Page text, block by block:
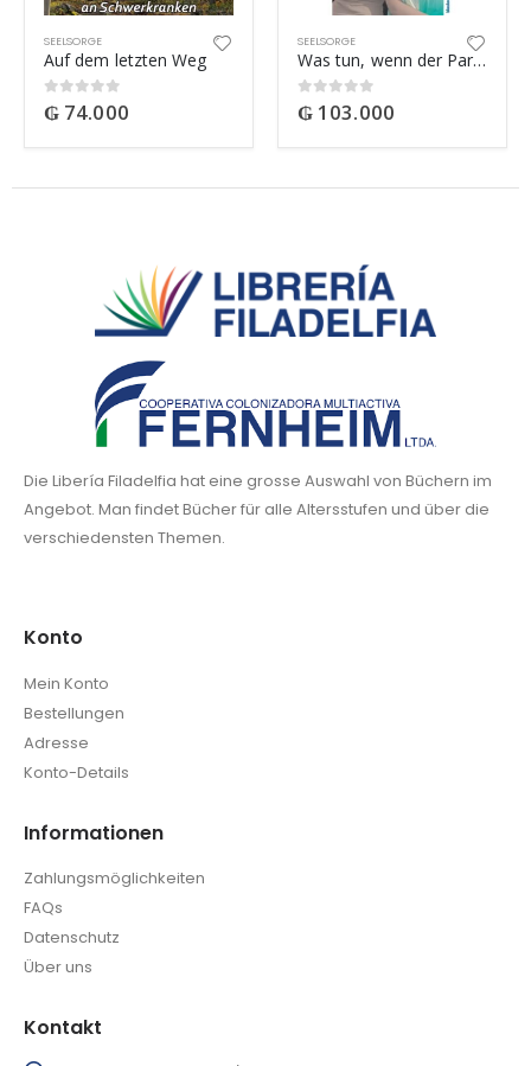
SEELSORGE
Auf dem letzten Weg
0out of 5
₲ 74.000
SEELSORGE
Was tun, wenn der Partner trinkt?
0out of 5
₲ 103.000
Die Libería Filadelfia hat eine grosse Auswahl von Büchern im
Angebot. Man findet Bücher für alle Altersstufen und über die
verschiedensten Themen.
Konto
Mein Konto
Bestellungen
Adresse
Konto-Details
Informationen
Zahlungsmöglichkeiten
FAQs
Datenschutz
Über uns
Kontakt